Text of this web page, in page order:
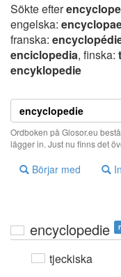
Sökte efter
engelska:
franska:
enciclopedia, finska:
encyklopedie
Ordboken på Glosor.eu
lägger in. Just nu finns det
Börjar med
encyclopedie
tjeckiska